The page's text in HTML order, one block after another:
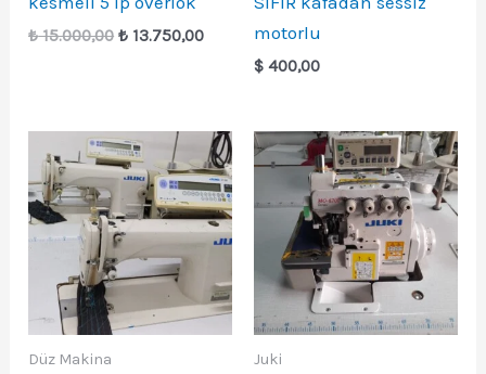
₺15.000,00 Orijinal
₺ 13.750,00Şu
motorlu
$ 400,00
Düz Makina Juki